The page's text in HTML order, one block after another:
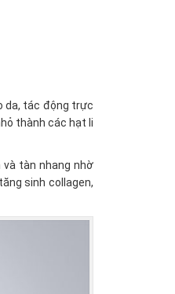
da, tác động trực
thành các hạt li
tàn nhang nhờ
sinh collagen,